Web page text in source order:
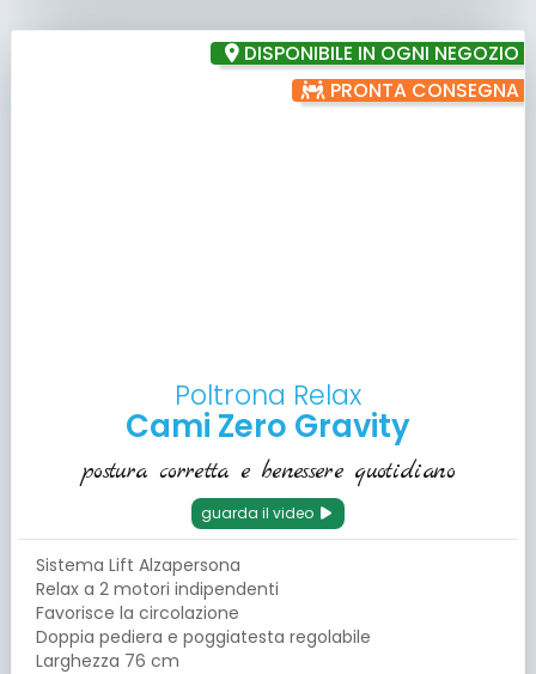
DISPONIBILE IN OGNI NEGOZIO
PRONTA CONSEGNA
Poltrona Relax
Cami Zero Gravity
postura corretta e benessere quotidiano
guarda il video
Sistema Lift Alzapersona
Relax a 2 motori indipendenti
Favorisce la circolazione
Doppia pediera e poggiatesta regolabile
Larghezza 76 cm